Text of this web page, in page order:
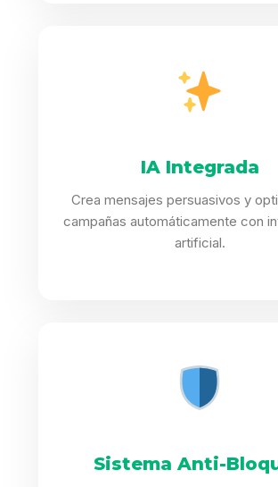
IA Integrada
Crea mensajes persuasivos y
campañas automáticamente con
artificial.
Sistema Anti-